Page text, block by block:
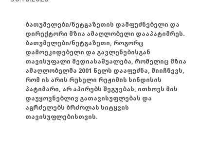
ბათუმელები/ნეტგაზეთის დამფუძნებელი და
დირექტორი მზია ამაღლობელი დააპატიმრეს.
ბათუმელები/ნეტგაზეთი, როგორც
დამოუკიდებელი და გავლენებისგან
თავისუფალი მედიასაშუალება, რომელიც მზია
ამაღლობელმა 2001 წელს დააფუძნა, მიიჩნევს,
რომ ის არის რუსული რეჟიმის სინდისის
პატიმარი, არ აპირებს შეგუებას, ითხოვს მის
დაუყოვნებლივ გათავისუფლებას და
აგრძელებს ბრძოლას სიტყვის
თავისუფლებისთვის.